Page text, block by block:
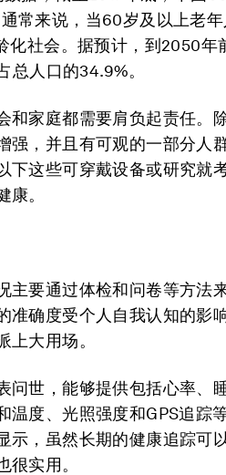
常来说，当60岁及以上老
化社会。据预计，到2050年
总人口的34.9%。
和家庭都需要肩负起责任。
强，并且有可观的一部分人
下这些可穿戴设备或研究就
。
主要通过体检和问卷等方法
准确度受个人自我认知的影
大用场。
问世，能够提供包括心率、
温度、光照强度和GPS追踪
示，虽然长期的健康追踪可
实用。